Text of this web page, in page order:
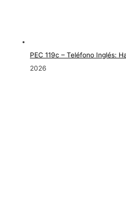
PEC 119c – Teléfono Inglés:
2026